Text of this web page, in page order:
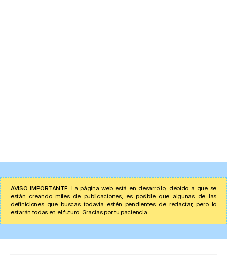
AVISO IMPORTANTE: La página web está en desarrollo, debido a que se
están creando miles de publicaciones, es posible que algunas de las
definiciones que buscas todavía estén pendientes de redactar, pero lo
estarán todas en el futuro. Gracias por tu paciencia.